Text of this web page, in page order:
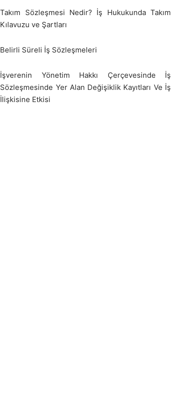
Takım Sözleşmesi Nedir? İş Hukukunda Takım
Kılavuzu ve Şartları
Belirli Süreli İş Sözleşmeleri
İşverenin Yönetim Hakkı Çerçevesinde İş
Sözleşmesinde Yer Alan Değişiklik Kayıtları Ve İş
İlişkisine Etkisi